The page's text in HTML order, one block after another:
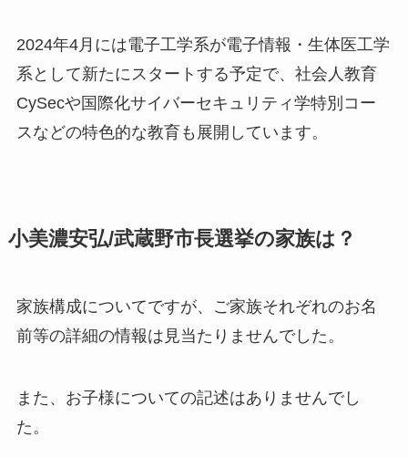
2024年4月には電子工学系が電子情報・生体医工学
系として新たにスタートする予定で、社会人教育
CySecや国際化サイバーセキュリティ学特別コー
スなどの特色的な教育も展開しています。
小美濃安弘/武蔵野市長選挙の家族は？
家族構成についてですが、
ご家族それぞれのお名
前等の詳細の情報は見当たりませんでした。
また、 お子様についての記述はありませんでし
た。